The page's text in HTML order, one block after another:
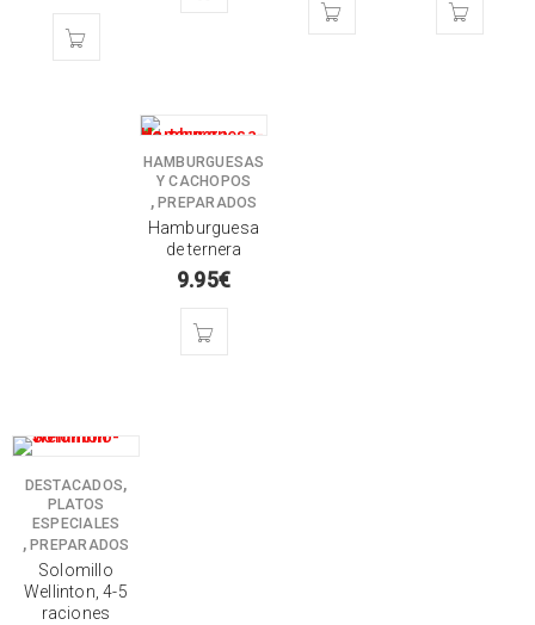
HAMBURGUESAS
Y CACHOPOS
, PREPARADOS
Hamburguesa
de ternera
9.95€
DESTACADOS,
PLATOS
ESPECIALES
, PREPARADOS
Solomillo
Wellinton, 4-5
raciones